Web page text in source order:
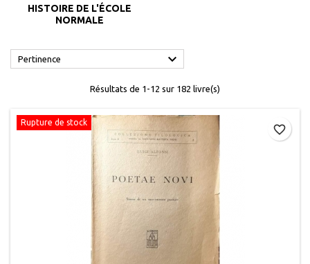
HISTOIRE DE L'ÉCOLE
NORMALE
Pertinence 
Résultats de 1-12 sur 182 livre(s)
Rupture de stock
favorite_border